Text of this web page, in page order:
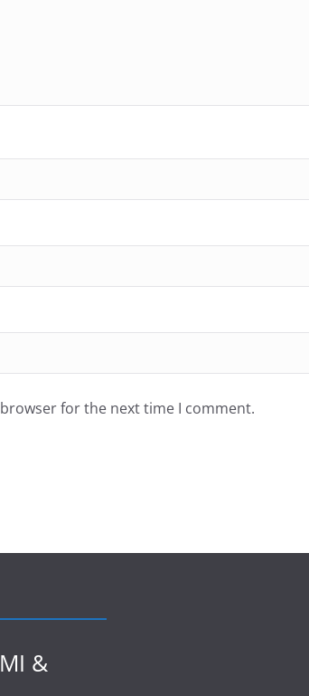
for the next time I comment.
&